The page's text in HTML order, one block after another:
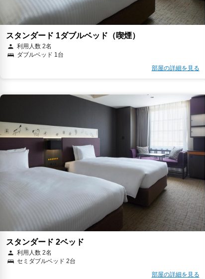
スタンダード 1ダブルベッド（喫煙）
利用人数 2名
ダブルベッド 1台
部屋の詳細を見る
スタンダード 2ベッド
利用人数 2名
セミダブルベッド 2台
部屋の詳細を見る